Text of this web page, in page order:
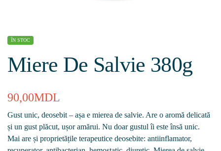
ÎN STOC
Miere De Salvie 380g
90,00MDL
Gust unic, deosebit – așa e mierea de salvie. Are o aromă delicată
și un gust plăcut, ușor amărui. Nu doar gustul îi este însă unic.
Mai are și proprietățile terapeutice deosebite: antiinflamator,